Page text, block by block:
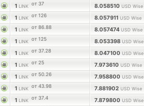
1 LINK от 37 8.058510 USD Wise
1 LINK от 126 8.057911 USD Wise
1 LINK от 86.88 8.057474 USD Wise
1 LINK от 125 8.053398 USD Wise
1 LINK от 37.28 8.047100 USD Wise
1 LINK от 25 7.973610 USD Wise
1 LINK от 50.26 7.958800 USD Wise
1 LINK от 43.98 7.881902 USD Wise
1 LINK от 37.4 7.879800 USD Wise